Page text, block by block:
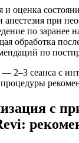
и оценка
анестезия при
по заранее
обработка
по
2–3 сеанса с
с